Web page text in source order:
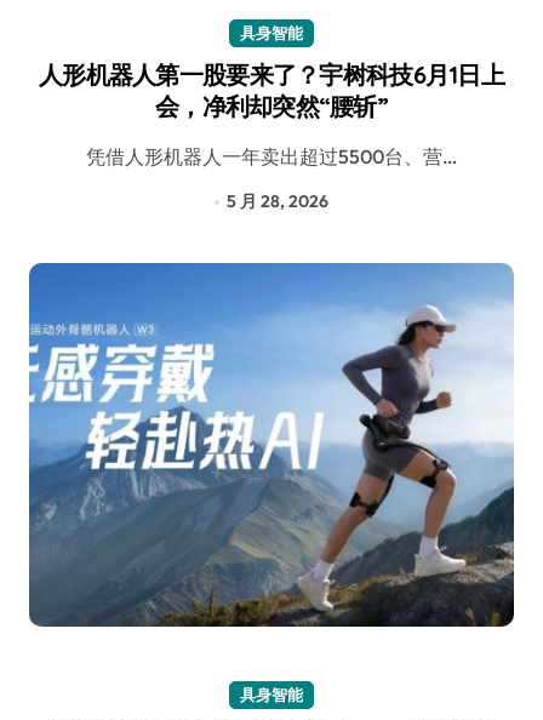
具身智能
人形机器人第一股要来了？宇树科技6月1日上
会，净利却突然“腰斩”
凭借人形机器人一年卖出超过5500台、营…
5 月 28, 2026
具身智能